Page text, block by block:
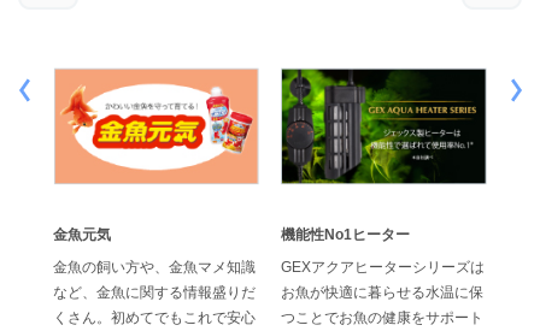
金魚元気
金魚の飼い方や、金魚マメ知識
など、金魚に関する情報盛りだ
くさん。初めてでもこれで安心
機能性No1ヒーター
GEXアクアヒーターシリーズは
お魚が快適に暮らせる水温に保
つことでお魚の健康をサポート